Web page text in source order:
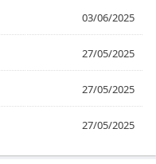
03/06/2025
27/05/2025
27/05/2025
27/05/2025